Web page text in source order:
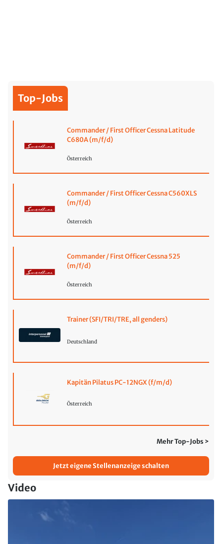
Top-Jobs
Commander / First Officer Cessna Latitude
C680A (m/f/d)
Österreich
Commander / First Officer Cessna C560XLS
(m/f/d)
Österreich
Commander / First Officer Cessna 525
(m/f/d)
Österreich
Trainer (SFI/TRI/TRE, all genders)
Deutschland
Kapitän Pilatus PC-12NGX (f/m/d)
Österreich
Mehr Top-Jobs >
Jetzt eigene Stellenanzeige schalten
Video